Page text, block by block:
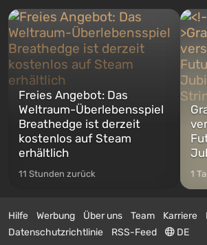
Freies Angebot: Das
Weltraum-Überlebensspiel
Breathedge ist derzeit
kostenlos auf Steam
erhältlich
11 Stunden zurück 1
Hilfe Werbung Über uns Team Karriere
Datenschutzrichtlinie
RSS-Feed DE